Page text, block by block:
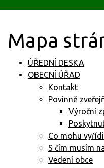
Mapa
ÚŘEDNÍ DESKA
OBECNÍ ÚŘAD
Kontakt
Povinně
Výroční
Co mohu
S čím musím
Vedení obce